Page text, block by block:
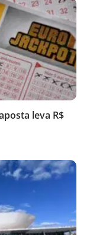
leva R$